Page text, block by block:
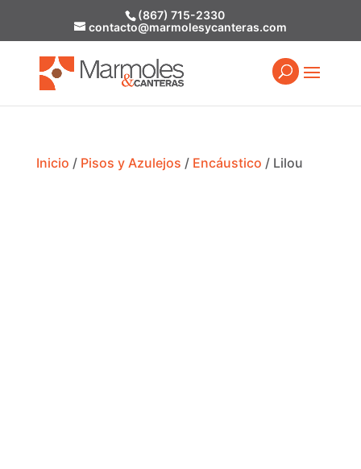
(867) 715-2330
contacto@marmolesycanteras.com
Inicio / Pisos y Azulejos / Encáustico / Lilou